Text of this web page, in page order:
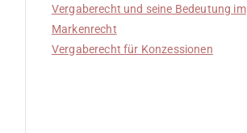
Vergaberecht und seine Bedeutung im
Markenrecht
Vergaberecht für Konzessionen